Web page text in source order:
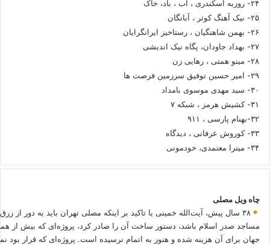
۲۴- روزبه اسکندری ، آب ، باد، خاک
۲۵- نیک آهنگ کوثر ، آبانگان
۲۶- بهمن شاهنگیان ، رستاخیز ایرانگرایان
۲۷- بهداد جاودان، پگاه نیک اندیشی
۲۸- مینو همتی ، رهایی زن
۲۹- امیر حسین توفیق سرزمین فرصت ها
۳۰- سید مهدی موسوی بامداد
۳۱- کشیش هرمز ، شبکه ۷
۳۲-بهنام پارسی ، ۹۱۱
۳۳- کوروش عرفانی ، دیدگاه
۳۴- میترا معتمدی، خودمونی
چاه ویل مصلی
۳۸ سال پیش، آیت‌الله خمینی با تاکید بر اینکه مصلی تهران باید به دور از
مساجد صدر اسلام باشد، دستور ساخت آن را صادر کرد، پروژه‌ای که بیش از
جهان برای آن هزینه شده و هنوز به اتمام نرسیده است. پروژه‌ای که قرار بود